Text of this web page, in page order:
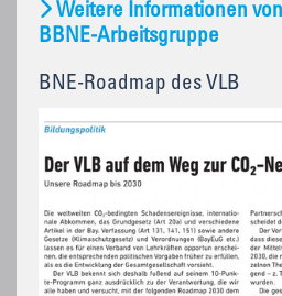
Weitere Informationen
BBNE-Arbeitsgruppe
BNE-Roadmap des VLB